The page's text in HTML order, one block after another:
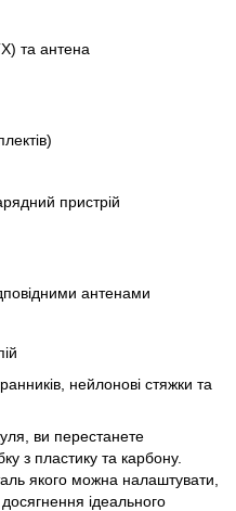
та антена
пристрій
антенами
нейлонові стяжки та
ви перестанете
з пластику та карбону.
якого можна налаштувати,
ідеального